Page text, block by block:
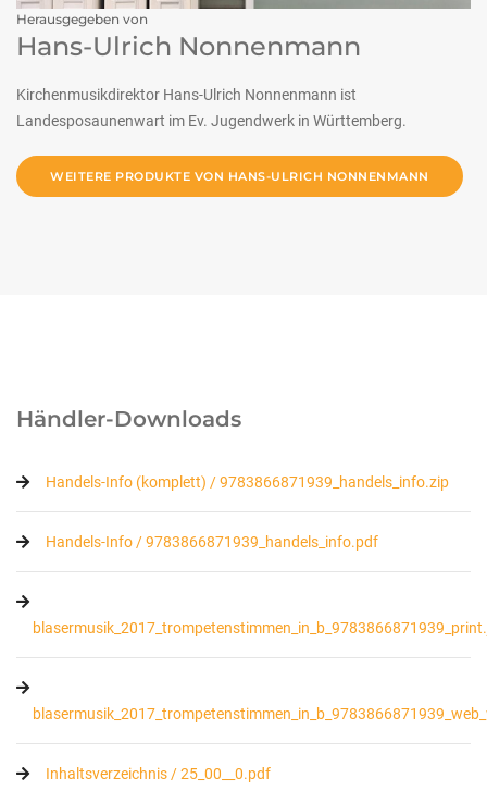
Herausgegeben von
Hans-Ulrich Nonnenmann
Kirchenmusikdirektor Hans-Ulrich Nonnenmann ist
Landesposaunenwart im Ev. Jugendwerk in Württemberg.
WEITERE PRODUKTE VON HANS-ULRICH NONNENMANN
Händler-Downloads
Handels-Info (komplett) / 9783866871939_handels_info.zip
Handels-Info / 9783866871939_handels_info.pdf
Inhaltsverzeichnis / 25_00__0.pdf